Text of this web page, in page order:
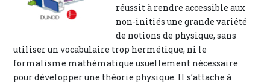
réussit à rendre accessible aux
non-initiés une grande variété
de notions de physique, sans
utiliser un vocabulaire trop hermétique, ni le
formalisme mathématique usuellement nécessaire
pour développer une théorie physique. Il s’attache à